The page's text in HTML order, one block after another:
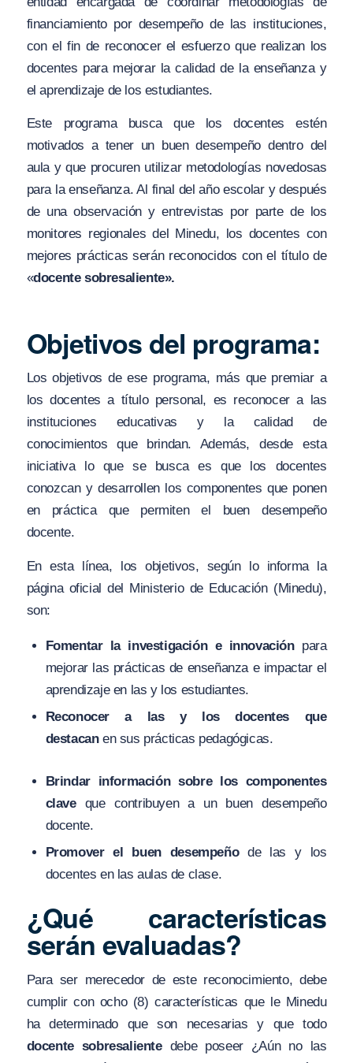
financiamiento por desempeño de las instituciones,
con el fin de reconocer el esfuerzo que realizan los
docentes para mejorar la calidad de la enseñanza y
el aprendizaje de los estudiantes.
Este programa busca que los docentes estén
motivados a tener un buen desempeño dentro del
aula y que procuren utilizar metodologías novedosas
para la enseñanza. Al final del año escolar y después
de una observación y entrevistas por parte de los
monitores regionales del Minedu, los docentes con
mejores prácticas serán reconocidos con el título de
«docente sobresaliente».
Objetivos del programa:
Los objetivos de ese programa, más que premiar a
los docentes a título personal, es reconocer a las
instituciones educativas y la calidad de
conocimientos que brindan. Además, desde esta
iniciativa lo que se busca es que los docentes
conozcan y desarrollen los componentes que ponen
en práctica que permiten el buen desempeño
docente.
En esta línea, los objetivos, según lo informa la
página oficial del Ministerio de Educación (Minedu),
son:
Fomentar la investigación e innovaciónpara
mejorar las prácticas de enseñanza e impactar el
aprendizaje en las y los estudiantes.
Reconocer a las y los docentes que
destacanen sus prácticas pedagógicas.
Brindar información sobre los componentes
claveque contribuyen a un buen desempeño
docente.
Promover el buen desempeñode las y los
docentes en las aulas de clase.
¿Qué características
serán evaluadas?
Para ser merecedor de este reconocimiento, debe
cumplir con ocho (8) características que le Minedu
ha determinado que son necesarias y que todo
docente sobresalientedebe poseer ¿Aún no las